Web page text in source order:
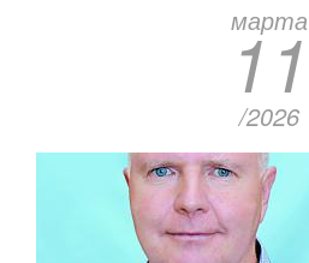
марта
11
/2026